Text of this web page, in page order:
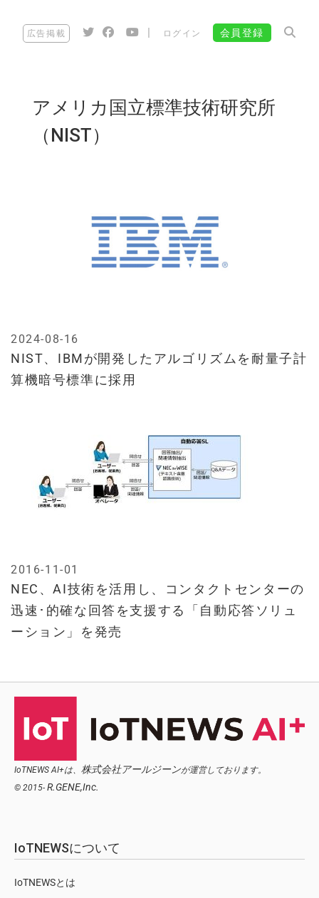
広告掲載 ログイン 会員登録
アメリカ国立標準技術研究所
（NIST）
NIST、IBMが開発したアルゴリズムを耐量子計
算機暗号標準に採用
2024-08-16
NEC、AI技術を活用し、コンタクトセンターの
迅速･的確な回答を支援する「自動応答ソリュ
ーション」を発売
2016-11-01
IoTNEWS AI+は、 株式会社アールジーンが運営しております。
© 2015- R.GENE,Inc.
IoTNEWSについて
IoTNEWSとは